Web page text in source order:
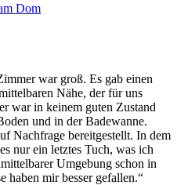
Dom
war groß. Es gab einen
Nähe, der für uns
war in keinem guten Zustand
und in der Badewanne.
Nachfrage bereitgestellt. In dem
nur ein letztes Tuch, was ich
Umgebung schon in
haben mir besser gefallen.“